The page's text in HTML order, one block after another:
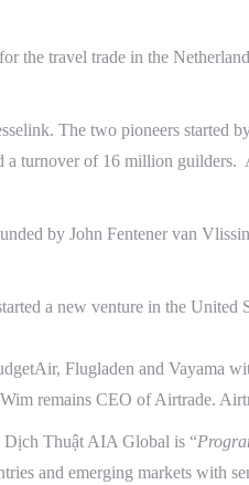
the travel trade in the
The two pioneers started
a turnover of 16 million
by John Fentener van
a new venture in the
Flugladen and Vayama
remains CEO of Airtrade.
Dịch Thuật AIA Global is “
and emerging markets with